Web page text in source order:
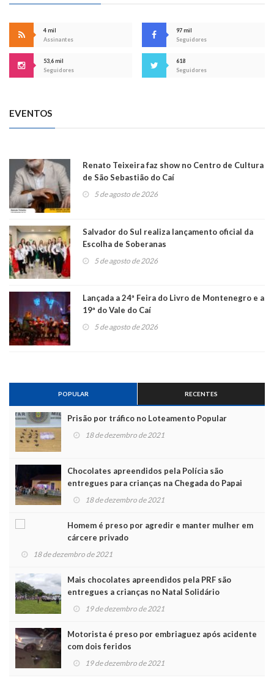
4 mil
Assinantes
97 mil
Seguidores
53,6 mil
Seguidores
618
Seguidores
EVENTOS
Renato Teixeira faz show no Centro de Cultura
de São Sebastião do Caí
5 de agosto de 2026
Salvador do Sul realiza lançamento oficial da
Escolha de Soberanas
5 de agosto de 2026
Lançada a 24ª Feira do Livro de Montenegro e a
19ª do Vale do Caí
5 de agosto de 2026
POPULAR RECENTES
Prisão por tráfico no Loteamento Popular
18 de dezembro de 2021
Chocolates apreendidos pela Polícia são
entregues para crianças na Chegada do Papai
Noel 18 de dezembro de 2021
Homem é preso por agredir e manter mulher em
cárcere privado
18 de dezembro de 2021
Mais chocolates apreendidos pela PRF são
entregues a crianças no Natal Solidário
19 de dezembro de 2021
Motorista é preso por embriaguez após acidente
com dois feridos
19 de dezembro de 2021